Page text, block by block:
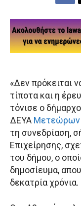
«Δεν πρόκειται
τίποτα και η
τόνισε ο
ΔΕΥΑ Μετεώρων
τη συνεδρίαση,
Επιχείρησης,
του δήμου, ο
δημοσίευμα,
δεκατρία χρόνια.